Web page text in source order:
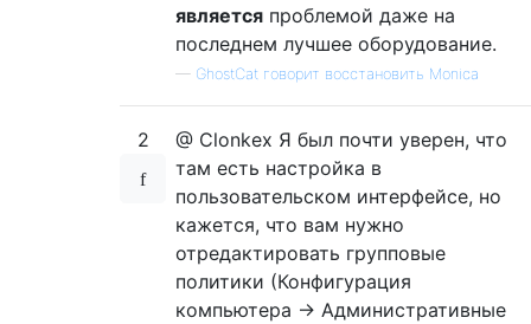
является проблемой даже на
последнем лучшее оборудование.
— GhostCat говорит восстановить Monica
2
@ Clonkex Я был почти уверен, что
там есть настройка в
пользовательском интерфейсе, но
кажется, что вам нужно
отредактировать групповые
политики (Конфигурация
компьютера -> Административные